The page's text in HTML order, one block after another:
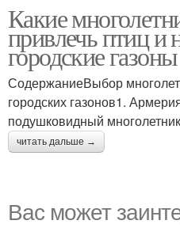
Какие
привлечь птиц и
городские газоны
СодержаниеВыбор
городских газонов1.
подушковидный
читать дальше →
Вас может